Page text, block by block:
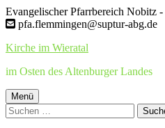
Springe
zum
Evangelischer Pfarrbereich Nobitz
pfa.flemmingen@suptur-abg.de
Kirche im Wieratal
im Osten des Altenburger Landes
Primäres
Menü
Menü
Suchen
nach: